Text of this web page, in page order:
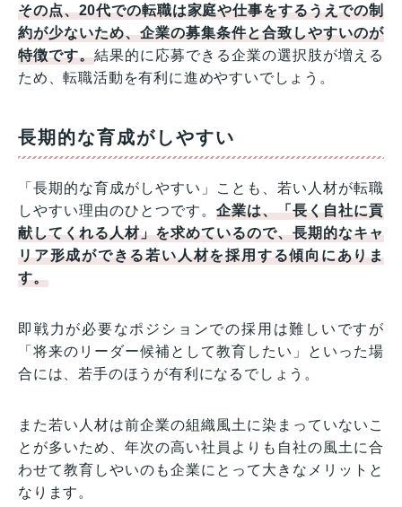
その点、20代での転職は家庭や仕事をするうえでの制
約が少ないため、企業の募集条件と合致しやすいのが
特徴です。結果的に応募できる企業の選択肢が増える
ため、転職活動を有利に進めやすいでしょう。
長期的な育成がしやすい
「長期的な育成がしやすい」ことも、若い人材が転職
しやすい理由のひとつです。企業は、「長く自社に貢
献してくれる人材」を求めているので、長期的なキャ
リア形成ができる若い人材を採用する傾向にありま
す。
即戦力が必要なポジションでの採用は難しいですが
「将来のリーダー候補として教育したい」といった場
合には、若手のほうが有利になるでしょう。
また若い人材は前企業の組織風土に染まっていないこ
とが多いため、年次の高い社員よりも自社の風土に合
わせて教育しやいのも企業にとって大きなメリットと
なります。